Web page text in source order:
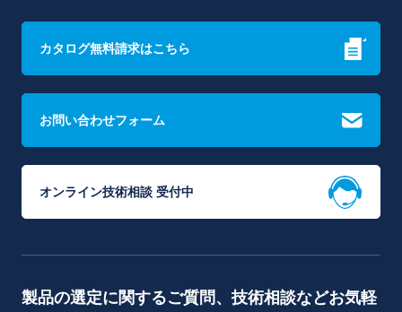
カタログ無料請求はこちら
お問い合わせフォーム
オンライン技術相談 受付中
製品の選定に関するご質問、技術相談などお気軽